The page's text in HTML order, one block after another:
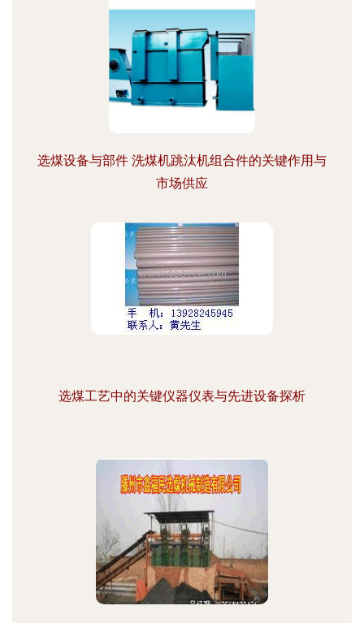
选煤设备与部件 洗煤机跳汰机组合件的关键作用与
市场供应
选煤工艺中的关键仪器仪表与先进设备探析